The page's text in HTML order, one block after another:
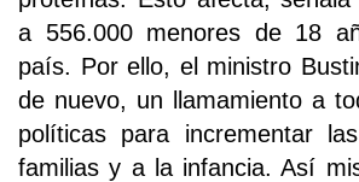
a 556.000 menores de 18
país. Por ello, el ministro
de nuevo, un llamamiento a
políticas para incrementar
familias y a la infancia. Así